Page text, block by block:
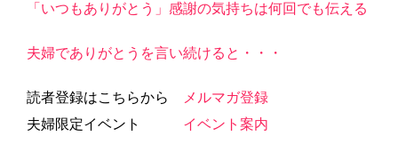
「いつもありがとう」感謝の気持ちは何回でも伝える
夫婦でありがとうを言い続けると・・・
読者登録はこちらから
メルマガ登録
夫婦限定イベント イベント案内